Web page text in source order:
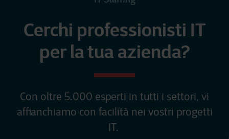
Cerchi professionisti IT
per la tua azienda?
Con oltre 5.000 esperti in tutti i settori, vi
affianchiamo con facilità nei vostri progetti
IT.